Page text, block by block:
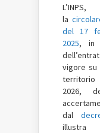
la
del 17
2025, in
vigore
territorio
2026,
dal
illustra